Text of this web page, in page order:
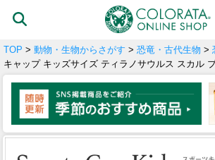
TOP > 動物・生物からさがす > 恐竜・古代生物 >
キャップ キッズサイズ ティラノサウルス スカル